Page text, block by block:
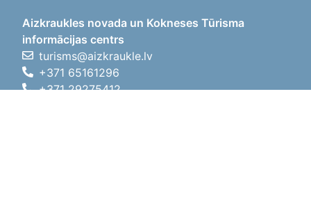
Aizkraukles novada un Kokneses Tūrisma
informācijas centrs
turisms@aizkraukle.lv
+371 65161296
+371 29275412